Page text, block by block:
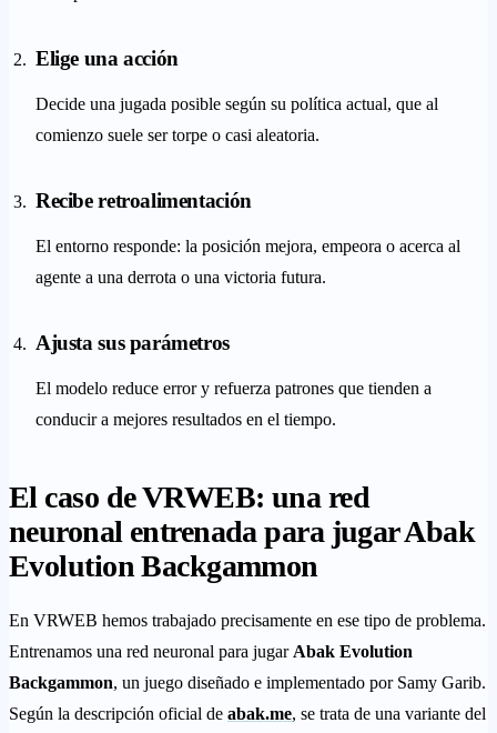
Elige una acción
Decide una jugada posible según su política actual, que al
comienzo suele ser torpe o casi aleatoria.
Recibe retroalimentación
El entorno responde: la posición mejora, empeora o acerca al
agente a una derrota o una victoria futura.
Ajusta sus parámetros
El modelo reduce error y refuerza patrones que tienden a
conducir a mejores resultados en el tiempo.
El caso de VRWEB: una red
neuronal entrenada para jugar Abak
Evolution Backgammon
En VRWEB hemos trabajado precisamente en ese tipo de problema.
Entrenamos una red neuronal para jugar Abak Evolution
Backgammon, un juego diseñado e implementado por Samy Garib.
Según la descripción oficial de abak.me, se trata de una variante del